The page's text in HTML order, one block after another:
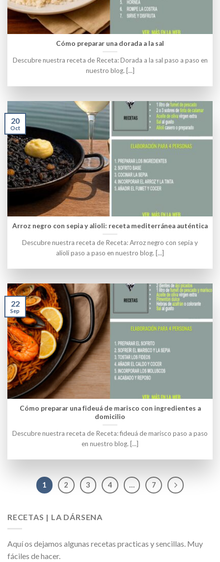
Cómo preparar una dorada a la sal
Descubre nuestra receta de Receta: Dorada a la sal paso a paso en
nuestro blog. [...]
Arroz negro con sepia y alioli: receta mediterránea auténtica
Descubre nuestra receta de Receta: Arroz negro con sepia y
alioli paso a paso en nuestro blog. [...]
20
Oct
Cómo preparar una fideuá de marisco con ingredientes a
domicilio
Descubre nuestra receta de Receta: fideuá de marisco paso a paso
en nuestro blog. [...]
22
Sep
1 2 3 4 … 7
RECETAS | LA DÁRSENA
Aquí os dejamos algunas recetas practicas y sencillas. Muy
fáciles de hacer.